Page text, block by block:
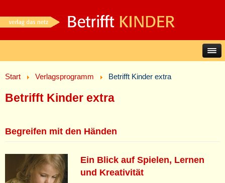
Start Verlagsprogramm Betrifft Kinder extra
Betrifft Kinder extra
Begreifen mit den Händen
Ein Blick auf Spielen, Lernen
und Kreativität